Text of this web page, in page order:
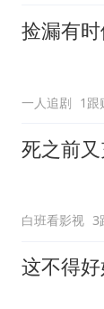
捡漏有
一人追剧 1跟
死之前
白班看影视 3
这不得